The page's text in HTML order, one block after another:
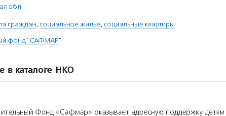
обл.
граждан, социальное жилье, социальные квартиры
фонд "САФМАР"
в каталоге НКО
Фонд «Сафмар» оказывает адресную поддержку детям